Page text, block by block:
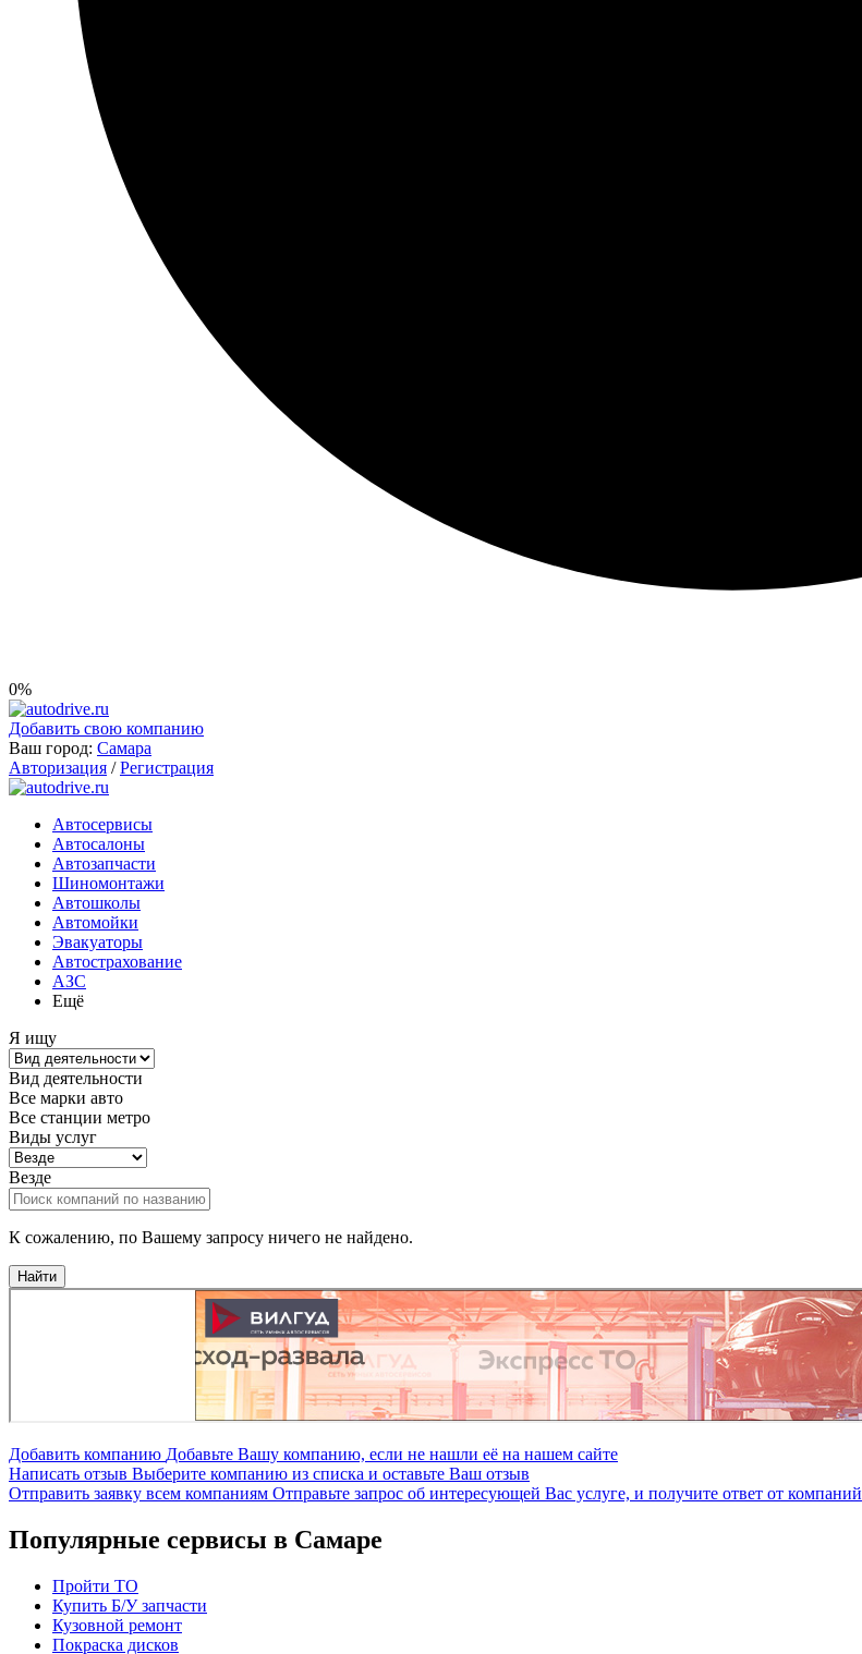
0%
Добавить свою компанию
Ваш город: Самара
Авторизация / Регистрация
Автосервисы
Автосалоны
Автозапчасти
Шиномонтажи
Автошколы
Автомойки
Эвакуаторы
Автострахование
АЗС
Ещё
Я ищу
Вид деятельности
Все марки авто
Все станции метро
Виды услуг
Везде
К сожалению, по Вашему запросу ничего не найдено.
Найти
Добавить компанию Добавьте Вашу компанию, если не нашли её на нашем сайте
Написать отзыв Выберите компанию из списка и оставьте Ваш отзыв
Отправить заявку всем компаниям Отправьте запрос об интересующей Вас услуге, и получите ответ от компаний
Популярные сервисы в Самаре
Пройти ТО
Купить Б/У запчасти
Кузовной ремонт
Покраска дисков